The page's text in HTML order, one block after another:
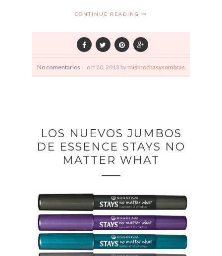
CONTINUE READING
No comentarios oct20, 2013 by misbrochasysombras
LOS NUEVOS JUMBOS
DE ESSENCE STAYS NO
MATTER WHAT